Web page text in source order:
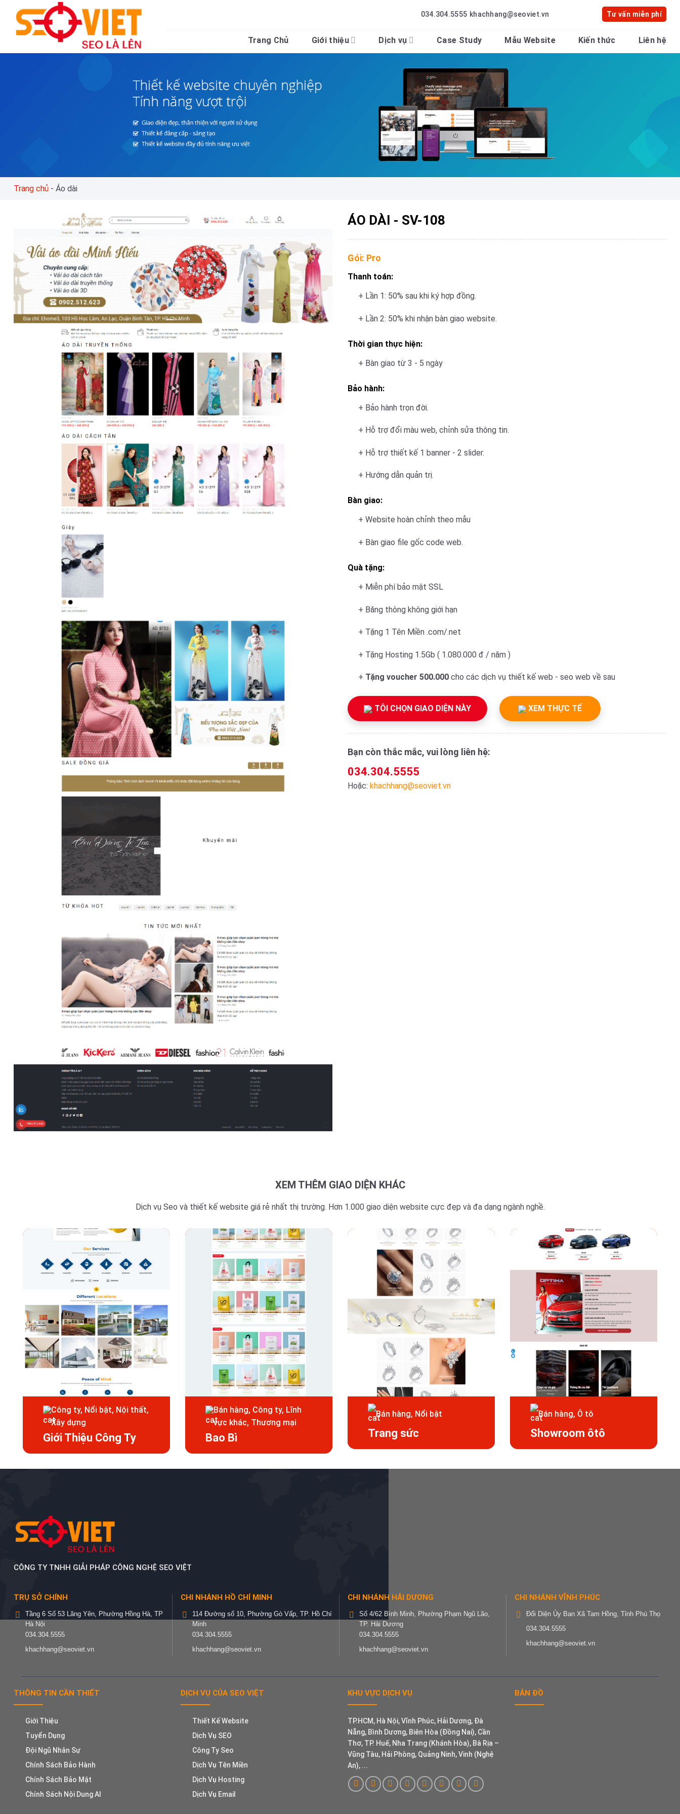
content
khachhang@seoviet.vn
034.304.5555 Tư vấn miễn phí
Trang Chủ Giới thiệu Dịch vụ Case Study Mẫu Website Kiến thức Liên hệ
Trang chủ - Áo dài
ÁO DÀI - SV-108
Gói: Pro
Thanh toán:
+ Lần 1: 50% sau khi ký hợp đồng.
+ Lần 2: 50% khi nhận bàn giao website.
Thời gian thực hiện:
+ Bàn giao từ 3 - 5 ngày
Bảo hành:
+ Bảo hành trọn đời.
+ Hỗ trợ đổi màu web, chỉnh sửa thông tin.
+ Hỗ trợ thiết kế 1 banner - 2 slider.
+ Hướng dẫn quản trị.
Bàn giao:
+ Website hoàn chỉnh theo mẫu
+ Bàn giao file gốc code web.
Quà tặng:
+ Miễn phí bảo mật SSL
+ Băng thông không giới hạn
+ Tặng 1 Tên Miền .com/.net
+ Tặng Hosting 1.5Gb ( 1.080.000 đ / năm )
+ Tặng voucher 500.000cho các dịch vụ thiết kế web - seo web về sau
TÔI CHỌN GIAO DIỆN NÀY XEM THỰC TẾ
Bạn còn thắc mắc, vui lòng liên hệ:
034.304.5555
Hoặc: khachhang@seoviet.vn
XEM THÊM GIAO DIỆN KHÁC
Dịch vụ Seo và thiết kế website giá rẻ nhất thị trường. Hơn 1.000 giao diện website cực đẹp và đa dạng ngành nghề.
Công ty, Nổi bật, Nội thất,
Xây dựng
Giới Thiệu Công Ty
Bán hàng, Công ty, Lĩnh
vực khác, Thương mại
Bao Bì
Bán hàng, Nổi bật
Trang sức
Bán hàng, Ô tô
Showroom ôtô
CÔNG TY TNHH GIẢI PHÁP CÔNG NGHỆ SEO VIỆT
TRỤ SỞ CHÍNH
Tầng 6 Số 53 Lãng Yên, Phường Hồng Hà, TP
Hà Nội
034.304.5555
khachhang@seoviet.vn
CHI NHÁNH HỒ CHÍ MINH
114 Đường số 10, Phường Gò Vấp, TP. Hồ Chí
Minh
034.304.5555
khachhang@seoviet.vn
CHI NHÁNH HẢI DƯƠNG
Số 4/62 Bình Minh, Phường Phạm Ngũ Lão,
TP. Hải Dương
034.304.5555
khachhang@seoviet.vn
CHI NHÁNH VĨNH PHÚC
Đối Diện Ủy Ban Xã Tam Hồng, Tỉnh Phú Thọ
034.304.5555
khachhang@seoviet.vn
THÔNG TIN CẦN THIẾT
Giới Thiệu
Tuyển Dụng
Đội Ngũ Nhân Sự
Chính Sách Bảo Hành
Chính Sách Bảo Mật
Chính Sách Nội Dung AI
DỊCH VỤ CỦA SEO VIỆT
Thiết Kế Website
Dịch Vụ SEO
Công Ty Seo
Dịch Vụ Tên Miền
Dịch Vụ Hosting
Dịch Vụ Email
KHU VỰC DỊCH VỤ
TP.HCM, Hà Nội, Vĩnh Phúc, Hải Dương, Đà
Nẵng, Bình Dương, Biên Hòa (Đồng Nai), Cần
Thơ, TP. Huế, Nha Trang (Khánh Hòa), Bà Rịa –
Vũng Tàu, Hải Phòng, Quảng Ninh, Vinh (Nghệ
An), ...
BẢN ĐỒ